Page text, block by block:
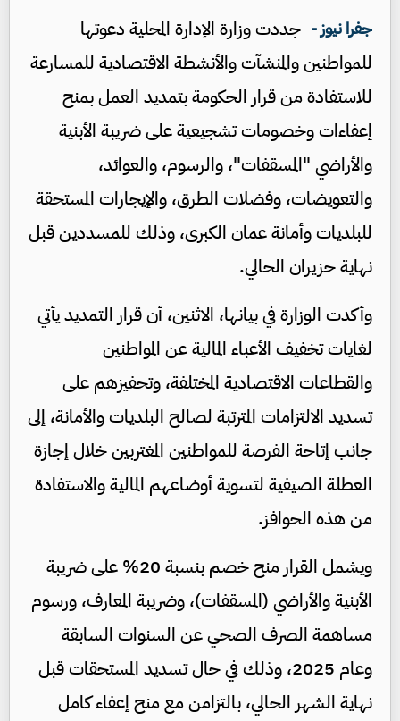
جفرا نيوز - جددت وزارة الإدارة المحلية دعوتها
للمواطنين والمنشآت والأنشطة الاقتصادية للمسارعة
للاستفادة من قرار الحكومة بتمديد العمل بمنح
إعفاءات وخصومات تشجيعية على ضريبة الأبنية
والأراضي "المسقفات"، والرسوم، والعوائد،
والتعويضات، وفضلات الطرق، والإيجارات المستحقة
للبلديات وأمانة عمان الكبرى، وذلك للمسددين قبل
نهاية حزيران الحالي.
وأكدت الوزارة في بيانها، الاثنين، أن قرار التمديد يأتي
لغايات تخفيف الأعباء المالية عن المواطنين
والقطاعات الاقتصادية المختلفة، وتحفيزهم على
تسديد الالتزامات المترتبة لصالح البلديات والأمانة، إلى
جانب إتاحة الفرصة للمواطنين المغتربين خلال إجازة
العطلة الصيفية لتسوية أوضاعهم المالية والاستفادة
من هذه الحوافز.
ويشمل القرار منح خصم بنسبة 20% على ضريبة
الأبنية والأراضي (المسقفات)، وضريبة المعارف، ورسوم
مساهمة الصرف الصحي عن السنوات السابقة
وعام 2025، وذلك في حال تسديد المستحقات قبل
نهاية الشهر الحالي، بالتزامن مع منح إعفاء كامل